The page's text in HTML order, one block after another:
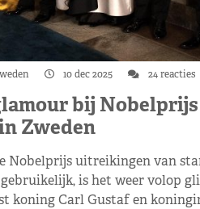
10 dec 2025 24 reacties
bij Nobelprijs
Zweden
Nobelprijs uitreikingen van
gebruikelijk, is het weer volop
koning Carl Gustaf en